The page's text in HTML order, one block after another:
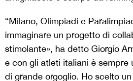
“Milano, Olimpiadi e
immaginare un progetto di
stimolante», ha detto Giorgio
e con gli atleti italiani è sempre
di grande orgoglio. Ho scelto